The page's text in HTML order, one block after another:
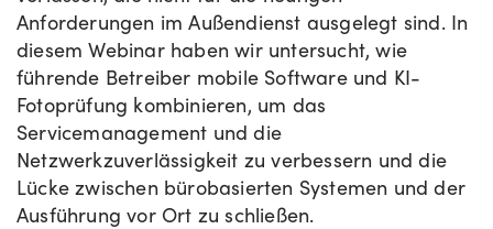
Anforderungen im Außendienst ausgelegt sind. In
diesem Webinar haben wir untersucht, wie
führende Betreiber mobile Software und KI-
Fotoprüfung kombinieren, um das
Servicemanagement und die
Netzwerkzuverlässigkeit zu verbessern und die
Lücke zwischen bürobasierten Systemen und der
Ausführung vor Ort zu schließen.